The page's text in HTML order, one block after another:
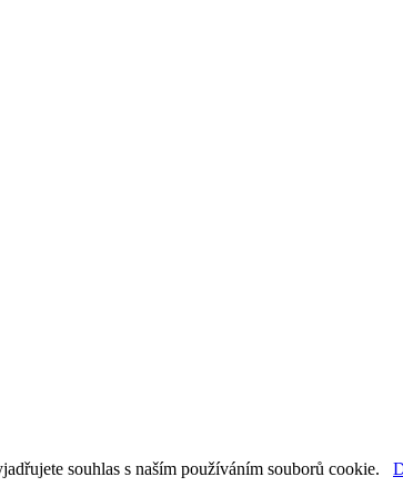
souhlas s naším používáním souborů cookie.